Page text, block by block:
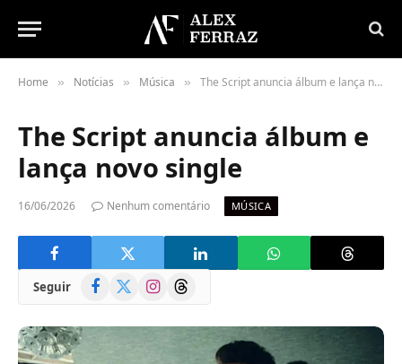
Home » Notícias » Música » The Script anuncia álbum e lança novo single
The Script anuncia álbum e
lança novo single
16/06/2026 Nenhum comentário MÚSICA
Seguir Facebook
(Twitter)
InstagramThreads